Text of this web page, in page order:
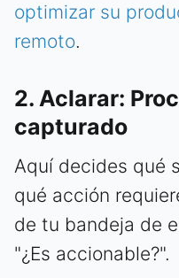
optimizar su
remoto.
2. Aclarar:
capturado
Aquí decides qué
qué acción
de tu bandeja de
"¿Es accionable?".